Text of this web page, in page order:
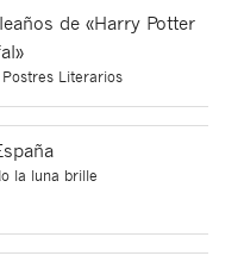
de «Harry Potter
Postres Literarios
la luna brille